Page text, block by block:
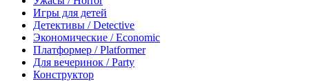
Игры для детей
Детективы / Detective
Экономические / Economic
Платформер / Platformer
Для вечеринок / Party
Конструктор